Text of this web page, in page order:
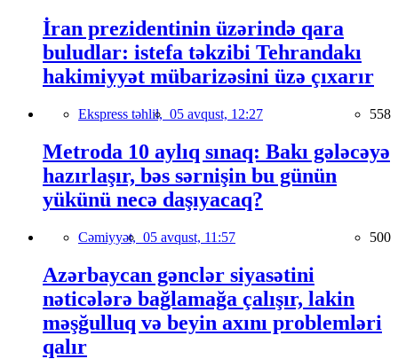
İran prezidentinin üzərində qara
buludlar: istefa təkzibi Tehrandakı
hakimiyyət mübarizəsini üzə çıxarır
Ekspress təhlil, 05 avqust, 12:27 558
Metroda 10 aylıq sınaq: Bakı gələcəyə
hazırlaşır, bəs sərnişin bu günün
yükünü necə daşıyacaq?
Cəmiyyət, 05 avqust, 11:57 500
Azərbaycan gənclər siyasətini
nəticələrə bağlamağa çalışır, lakin
məşğulluq və beyin axını problemləri
qalır